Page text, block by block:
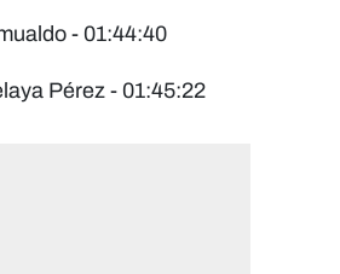
- 01:44:40
Pérez - 01:45:22